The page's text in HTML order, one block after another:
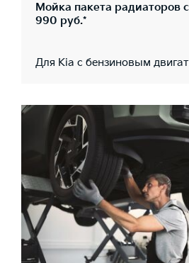
Мойка пакета радиаторов
990 руб.*
Для Kia с бензиновым